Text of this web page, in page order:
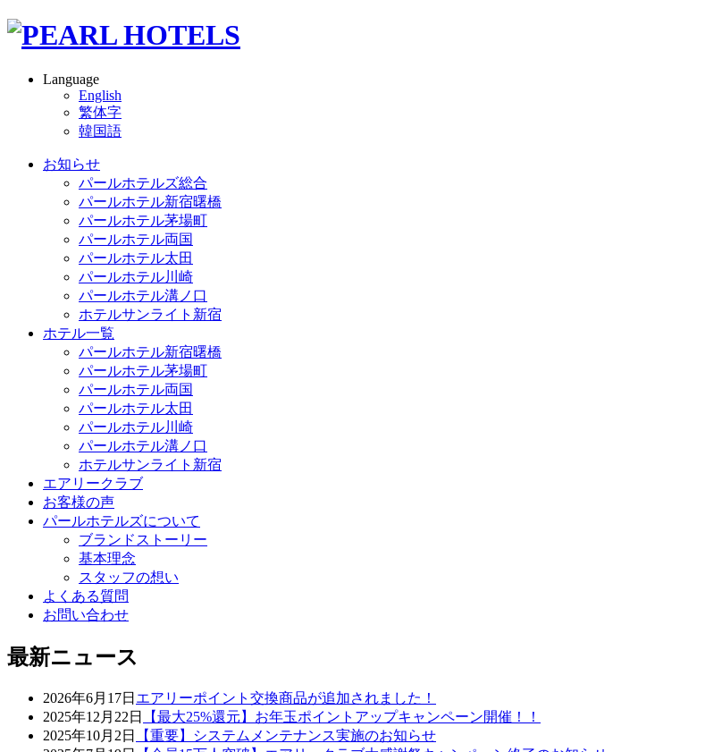
Language
English
繁体字
韓国語
お知らせ
パールホテルズ総合
パールホテル新宿曙橋
パールホテル茅場町
パールホテル両国
パールホテル太田
パールホテル川崎
パールホテル溝ノ口
ホテルサンライト新宿
ホテル一覧
パールホテル新宿曙橋
パールホテル茅場町
パールホテル両国
パールホテル太田
パールホテル川崎
パールホテル溝ノ口
ホテルサンライト新宿
エアリークラブ
お客様の声
パールホテルズについて
ブランドストーリー
基本理念
スタッフの想い
よくある質問
お問い合わせ
最新ニュース
2026年6月17日 エアリーポイント交換商品が追加されました！
2025年12月22日
【最大25%還元】お年玉ポイントアップキャンペーン開催！！
2025年10月2日
【重要】システムメンテナンス実施のお知らせ